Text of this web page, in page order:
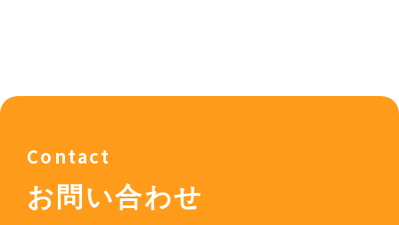
Contact
お問い合わせ